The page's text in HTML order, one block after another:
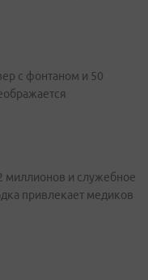
с фонтаном и 50
миллионов и служебное
привлекает медиков